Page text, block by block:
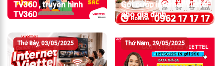
TV360 , truyền hình
TV360
Gói cước internet Viettel
cho gia đình
Thứ Bảy, 03/05/2025 Thứ Năm, 29/05/2025